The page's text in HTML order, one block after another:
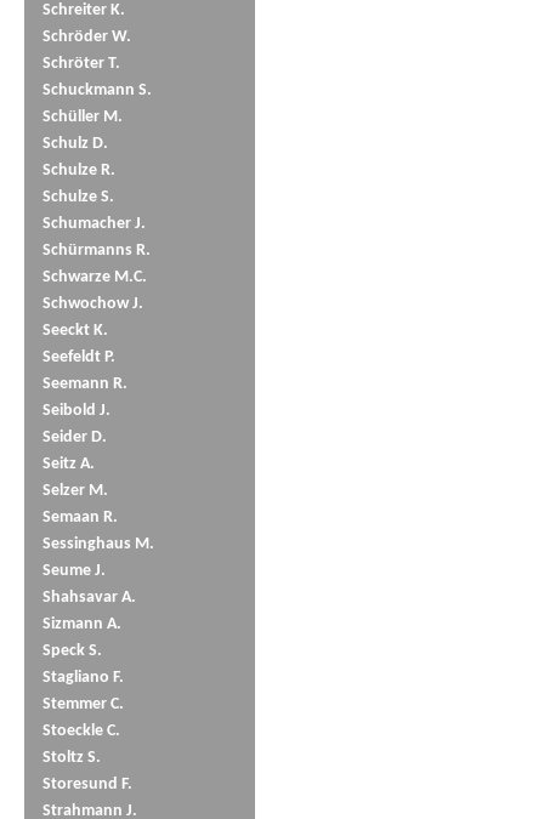
Schreiter K.
Schröder W.
Schröter T.
Schuckmann S.
Schüller M.
Schulz D.
Schulze R.
Schulze S.
Schumacher J.
Schürmanns R.
Schwarze M.C.
Schwochow J.
Seeckt K.
Seefeldt P.
Seemann R.
Seibold J.
Seider D.
Seitz A.
Selzer M.
Semaan R.
Sessinghaus M.
Seume J.
Shahsavar A.
Sizmann A.
Speck S.
Stagliano F.
Stemmer C.
Stoeckle C.
Stoltz S.
Storesund F.
Strahmann J.